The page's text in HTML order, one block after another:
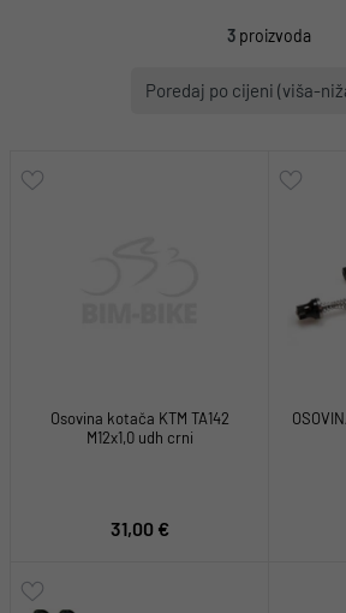
3 proizvoda
Poredaj po cijeni (viša-
Osovina kotača KTM TA142
M12x1,0 udh crni
31,00 €